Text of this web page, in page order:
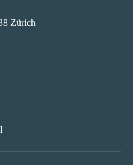
Zürich